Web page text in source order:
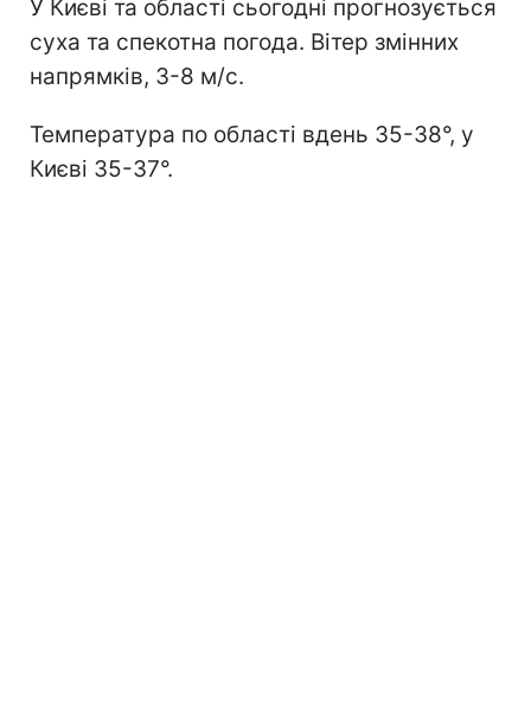
У Києві та області сьогодні прогнозується
суха та спекотна погода. Вітер змінних
напрямків, 3-8 м/с.
Температура по області вдень 35-38°, у
Києві 35-37°.